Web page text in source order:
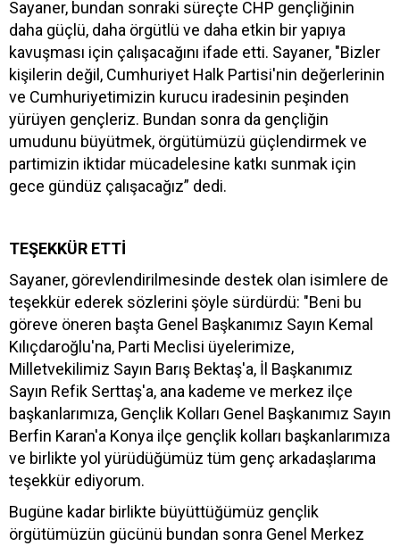
Sayaner, bundan sonraki süreçte CHP gençliğinin
daha güçlü, daha örgütlü ve daha etkin bir yapıya
kavuşması için çalışacağını ifade etti. Sayaner, "Bizler
kişilerin değil, Cumhuriyet Halk Partisi'nin değerlerinin
ve Cumhuriyetimizin kurucu iradesinin peşinden
yürüyen gençleriz. Bundan sonra da gençliğin
umudunu büyütmek, örgütümüzü güçlendirmek ve
partimizin iktidar mücadelesine katkı sunmak için
gece gündüz çalışacağız” dedi.
TEŞEKKÜR ETTİ
Sayaner, görevlendirilmesinde destek olan isimlere de
teşekkür ederek sözlerini şöyle sürdürdü: "Beni bu
göreve öneren başta Genel Başkanımız Sayın Kemal
Kılıçdaroğlu'na, Parti Meclisi üyelerimize,
Milletvekilimiz Sayın Barış Bektaş'a, İl Başkanımız
Sayın Refik Serttaş'a, ana kademe ve merkez ilçe
başkanlarımıza, Gençlik Kolları Genel Başkanımız Sayın
Berfin Karan'a Konya ilçe gençlik kolları başkanlarımıza
ve birlikte yol yürüdüğümüz tüm genç arkadaşlarıma
teşekkür ediyorum.
Bugüne kadar birlikte büyüttüğümüz gençlik
örgütümüzün gücünü bundan sonra Genel Merkez